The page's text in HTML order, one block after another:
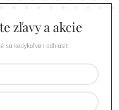
zľavy a akcie
sa kedykoľvek odhlásiť